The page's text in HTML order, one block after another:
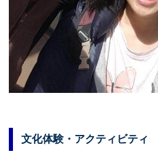
文化体験・アクティビティ